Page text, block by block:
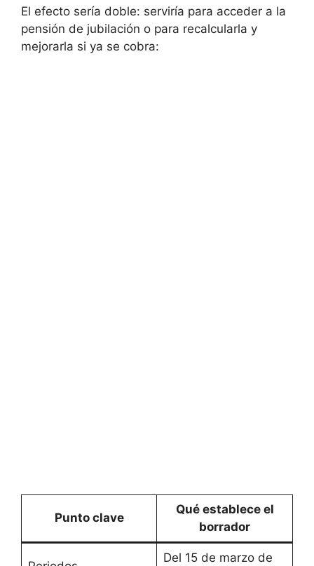
El efecto sería doble: serviría para acceder a la
pensión de jubilación o para recalcularla y
mejorarla si ya se cobra:
Punto clave
Qué establece el
borrador
Del 15 de marzo de